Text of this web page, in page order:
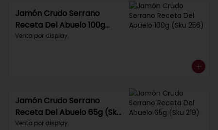
Jamón Crudo Serrano
Receta Del Abuelo 100g
(Sku 256)
Venta por display.
Jamón Crudo Serrano
Receta Del Abuelo 65g (Sku
219)
Venta por display.